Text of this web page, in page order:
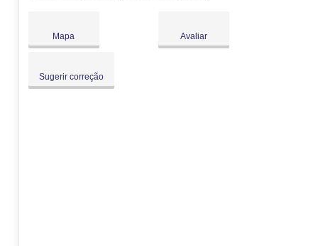
Mapa Avaliar
Sugerir correção